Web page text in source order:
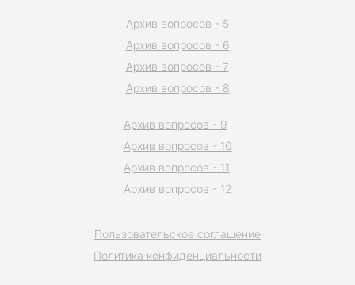
Пользовательское соглашение
Политика конфиденциальности
Архив вопросов - 5
Архив вопросов - 6
Архив вопросов - 7
Архив вопросов - 8
Архив вопросов - 9
Архив вопросов - 10
Архив вопросов - 11
Архив вопросов - 12